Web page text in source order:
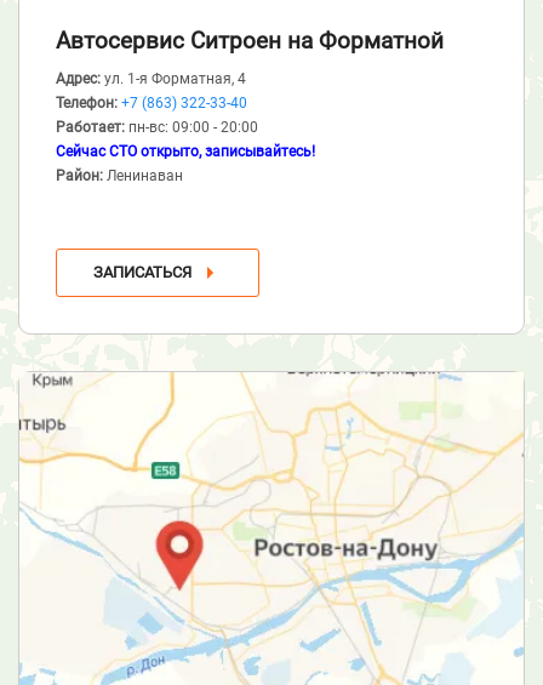
Автосервис Ситроен на Форматной
Адрес: ул. 1-я Форматная, 4
Телефон: +7 (863) 322-33-40
Работает: пн-вс: 09:00 - 20:00
Сейчас СТО открыто, записывайтесь!
Район: Ленинаван
ЗАПИСАТЬСЯ